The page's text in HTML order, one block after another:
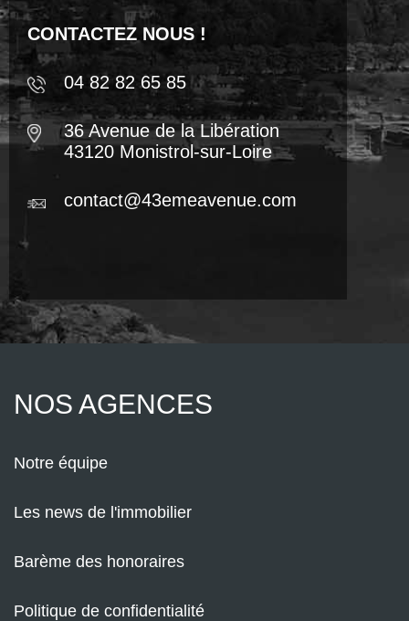
CONTACTEZ NOUS !
04 82 82 65 85
36 Avenue de la Libération
43120 Monistrol-sur-Loire
contact@43emeavenue.com
NOS AGENCES
Notre équipe
Les news de l'immobilier
Barème des honoraires
Politique de confidentialité